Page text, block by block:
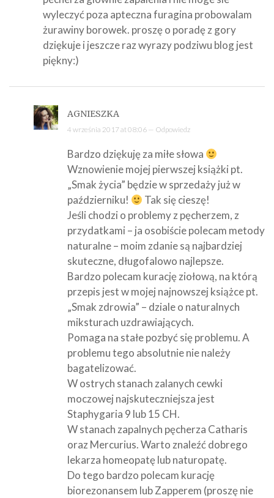
wyleczyć poza apteczna furagina probowalam
żurawiny borowek. proszę o poradę z gory
dziękuje i jeszcze raz wyrazy podziwu blog jest
piękny:)
AGNIESZKA
4 września 2017 at 08:06 — Odpowiedz
Bardzo dziękuję za miłe słowa
Wznowienie mojej pierwszej książki pt.
„Smak życia” będzie w sprzedaży już w
październiku!
Tak się cieszę!
Jeśli chodzi o problemy z pęcherzem, z
przydatkami – ja osobiście polecam metody
naturalne – moim zdanie są najbardziej
skuteczne, długofalowo najlepsze.
Bardzo polecam kurację ziołową, na którą
przepis jest w mojej najnowszej książce pt.
„Smak zdrowia” – dziale o naturalnych
miksturach uzdrawiających.
Pomaga na stałe pozbyć się problemu. A
problemu tego absolutnie nie należy
bagatelizować.
W ostrych stanach zalanych cewki
moczowej najskuteczniejsza jest
Staphygaria 9 lub 15 CH.
W stanach zapalnych pęcherza Catharis
oraz Mercurius. Warto znaleźć dobrego
lekarza homeopatę lub naturopatę.
Do tego bardzo polecam kurację
biorezonansem lub Zapperem (proszę nie